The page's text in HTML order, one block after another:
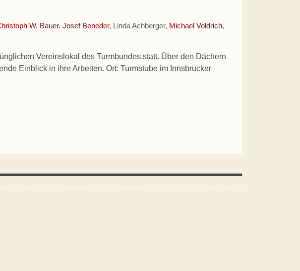
W. Bauer,Josef Beneder, Linda Achberger, Michael Voldrich,
Vereinslokal des Turmbundes,statt. Über den Dächern
Einblick in ihre Arbeiten. Ort: Turmstube im Innsbrucker